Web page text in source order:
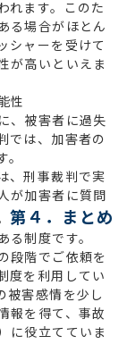
れます。このた
る場合がほとん
シャーを受けて
が高いといえま
性
、被害者に過失
では、加害者の
、刑事裁判で実
が加害者に質問
第４．まとめ
制度です。
段階でご依頼を
度を利用してい
被害感情を少し
報を得て、事故
に役立てていま